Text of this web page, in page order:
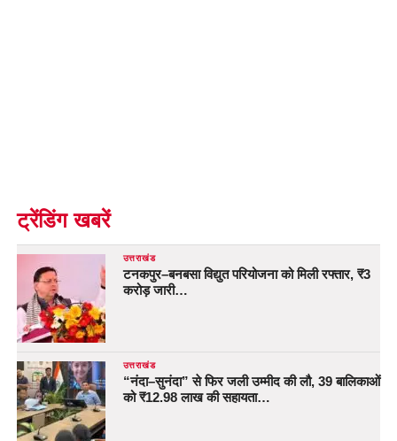
ट्रेंडिंग खबरें
उत्तराखंड
टनकपुर–बनबसा विद्युत परियोजना को मिली रफ्तार, ₹3
करोड़ जारी…
उत्तराखंड
“नंदा–सुनंदा” से फिर जली उम्मीद की लौ, 39 बालिकाओं
को ₹12.98 लाख की सहायता…